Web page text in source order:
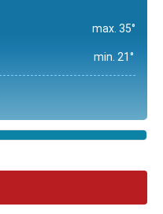
max. 35°
min. 21°